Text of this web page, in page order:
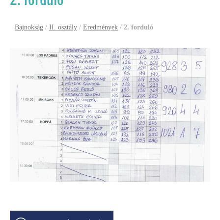
Bajnokság / II. osztály / Eredmények / 2. forduló